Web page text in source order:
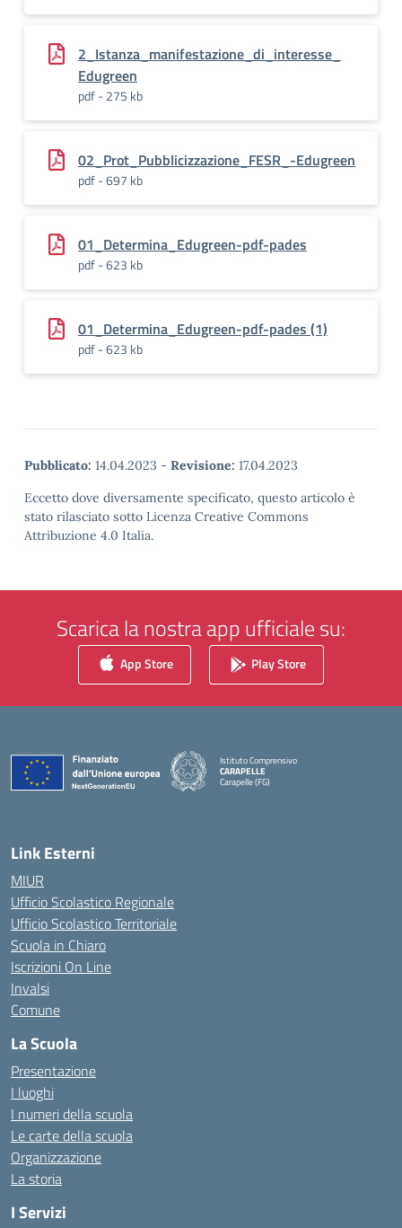
2_Istanza_manifestazione_di_interesse_
Edugreen
pdf - 275 kb
02_Prot_Pubblicizzazione_FESR_-Edugreen
pdf - 697 kb
01_Determina_Edugreen-pdf-pades
pdf - 623 kb
01_Determina_Edugreen-pdf-pades (1)
pdf - 623 kb
Pubblicato: 14.04.2023 - Revisione: 17.04.2023
Eccetto dove diversamente specificato, questo articolo è
stato rilasciato sotto Licenza Creative Commons
Attribuzione 4.0 Italia.
Scarica la nostra app ufficiale su:
App Store Play Store
Istituto Comprensivo
CARAPELLE
Carapelle (FG)
— Visita la pagina iniziale della scuola
Link Esterni
MIUR
Ufficio Scolastico Regionale
Ufficio Scolastico Territoriale
Scuola in Chiaro
Iscrizioni On Line
Invalsi
Comune
La Scuola
Presentazione
I luoghi
I numeri della scuola
Le carte della scuola
Organizzazione
La storia
I Servizi